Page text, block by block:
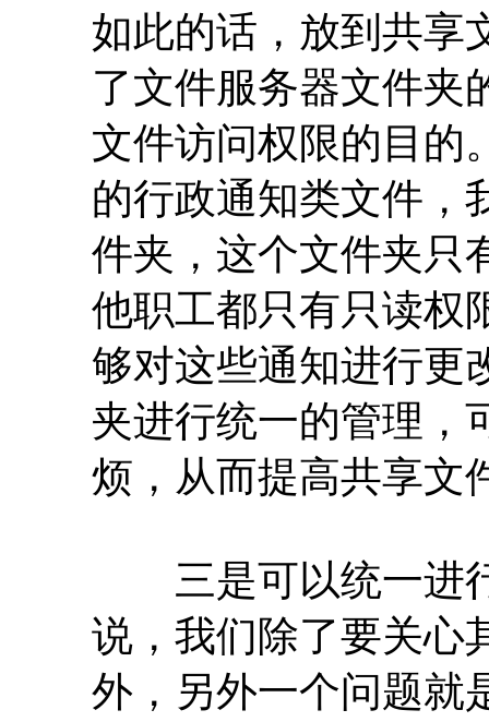
如此的话，放到共享
了文件服务器文件夹
文件访问权限的目的
的行政通知类文件，
件夹，这个文件夹只
他职工都只有只读权
够对这些通知进行更
夹进行统一的管理，
烦，从而提高共享文
三是可以统一进行
说，我们除了要关心
外，另外一个问题就